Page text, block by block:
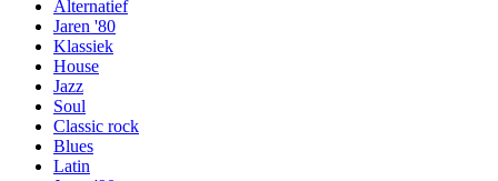
Alternatief
Jaren '80
Klassiek
House
Jazz
Soul
Classic rock
Blues
Latin